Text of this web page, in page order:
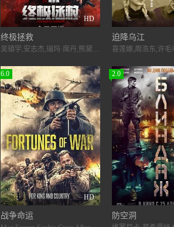
HD
终极拯救
吴镇宇,安志杰,瑞玛·席丹,熊黛林,古斌,王敏德,魏震,林乐炫,钱嘉乐
迫降乌江
6.0
HD
战争命运
2.0
防空洞